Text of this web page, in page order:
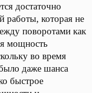
достаточно
которая не
поворотами как
мощность
во время
даже шанса
быстрое